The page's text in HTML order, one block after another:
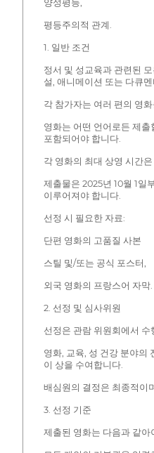
양성평등,
평등주의적 관계.
1. 일반 조건
정서 및 성교육과 관련된
설, 애니메이션 또는 다큐
각 참가자는 여러 편의 영
영화는 어떤 언어로든 제
포함되어야 합니다.
각 영화의 최대 상영 시간
제출물은 2025년 10월 1일
이루어져야 합니다.
선정 시 필요한 자료:
단편 영화의 고품질 사본
스틸 및/또는 공식 포스터,
외국 영화의 프랑스어 자막.
2. 선정 및 심사위원
선정은 관람 위원회에서 수
영화, 교육, 성 건강 분야의
이 상을 수여합니다.
배심원의 결정은 최종적이
3. 선정 기준
제출된 영화는 다음과 같아